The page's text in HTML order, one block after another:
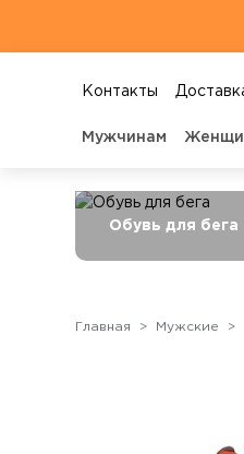
Контакты
Мужчинам
Обувь для бега
Главная Мужские